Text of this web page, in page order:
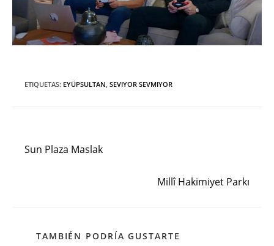
ETIQUETAS: EYÜPSULTAN, SEVIYOR SEVMIYOR
artículos
Sun Plaza Maslak
Millî Hakimiyet Parkı
TAMBIÉN PODRÍA GUSTARTE